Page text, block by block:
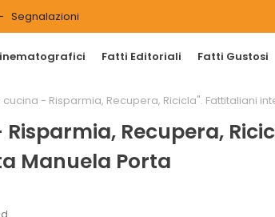
Segnalazioni
Fatti Editoriali Fatti Gustosi
cucina - Risparmia, Recupera, Ricicla". Fattitaliani
Recupera,
Manuela Porta